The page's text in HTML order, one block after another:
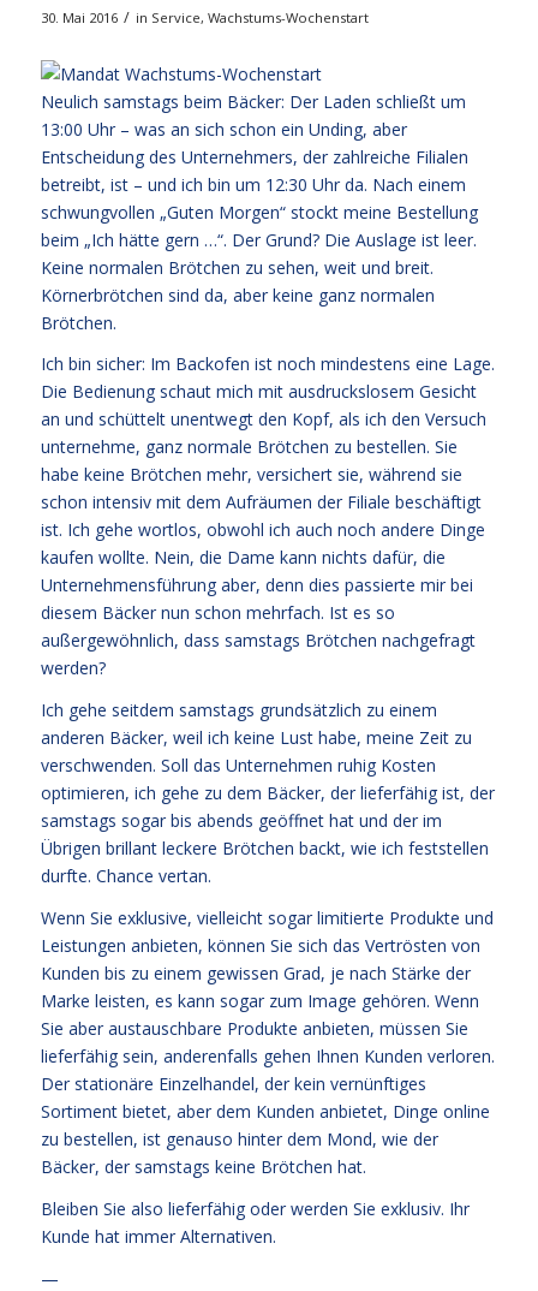
30. Mai 2016 / in Service, Wachstums-Wochenstart
Neulich samstags beim Bäcker: Der Laden schließt um
13:00 Uhr – was an sich schon ein Unding, aber
Entscheidung des Unternehmers, der zahlreiche Filialen
betreibt, ist – und ich bin um 12:30 Uhr da. Nach einem
schwungvollen „Guten Morgen“ stockt meine Bestellung
beim „Ich hätte gern …“. Der Grund? Die Auslage ist leer.
Keine normalen Brötchen zu sehen, weit und breit.
Körnerbrötchen sind da, aber keine ganz normalen
Brötchen.
Ich bin sicher: Im Backofen ist noch mindestens eine Lage.
Die Bedienung schaut mich mit ausdruckslosem Gesicht
an und schüttelt unentwegt den Kopf, als ich den Versuch
unternehme, ganz normale Brötchen zu bestellen. Sie
habe keine Brötchen mehr, versichert sie, während sie
schon intensiv mit dem Aufräumen der Filiale beschäftigt
ist. Ich gehe wortlos, obwohl ich auch noch andere Dinge
kaufen wollte. Nein, die Dame kann nichts dafür, die
Unternehmensführung aber, denn dies passierte mir bei
diesem Bäcker nun schon mehrfach. Ist es so
außergewöhnlich, dass samstags Brötchen nachgefragt
werden?
Ich gehe seitdem samstags grundsätzlich zu einem
anderen Bäcker, weil ich keine Lust habe, meine Zeit zu
verschwenden. Soll das Unternehmen ruhig Kosten
optimieren, ich gehe zu dem Bäcker, der lieferfähig ist, der
samstags sogar bis abends geöffnet hat und der im
Übrigen brillant leckere Brötchen backt, wie ich feststellen
durfte. Chance vertan.
Wenn Sie exklusive, vielleicht sogar limitierte Produkte und
Leistungen anbieten, können Sie sich das Vertrösten von
Kunden bis zu einem gewissen Grad, je nach Stärke der
Marke leisten, es kann sogar zum Image gehören. Wenn
Sie aber austauschbare Produkte anbieten, müssen Sie
lieferfähig sein, anderenfalls gehen Ihnen Kunden verloren.
Der stationäre Einzelhandel, der kein vernünftiges
Sortiment bietet, aber dem Kunden anbietet, Dinge online
zu bestellen, ist genauso hinter dem Mond, wie der
Bäcker, der samstags keine Brötchen hat.
Bleiben Sie also lieferfähig oder werden Sie exklusiv. Ihr
Kunde hat immer Alternativen.
—